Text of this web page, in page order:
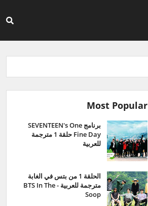
Most Popular
برنامج SEVENTEEN's One
Fine Day حلقة 1 مترجمة
للعربية
الحلقة 1 من بتس في الغابة
مترجمة للعربية - BTS In The
Soop